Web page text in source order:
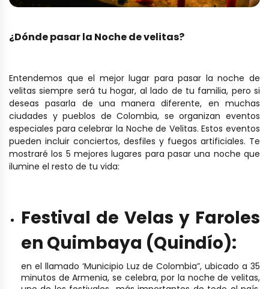
¿Dónde pasar la Noche de velitas?
Entendemos que el mejor lugar para pasar la noche de
velitas siempre será tu hogar, al lado de tu familia, pero si
deseas pasarla de una manera diferente, en muchas
ciudades y pueblos de Colombia, se organizan eventos
especiales para celebrar la Noche de Velitas. Estos eventos
pueden incluir conciertos, desfiles y fuegos artificiales. Te
mostraré los 5 mejores lugares para pasar una noche que
ilumine el resto de tu vida:
Festival de Velas y Faroles
en Quimbaya (Quindío):
en el llamado ‘Municipio Luz de Colombia”, ubicado a 35
minutos de Armenia, se celebra, por la noche de velitas,